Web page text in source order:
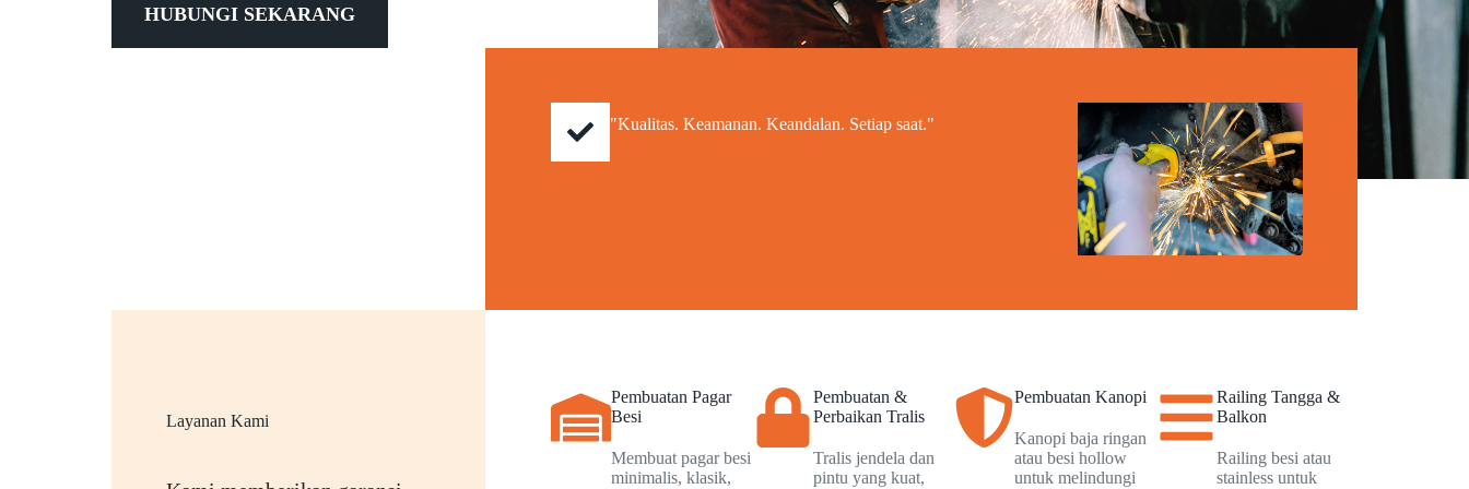
HUBUNGI SEKARANG
"Kualitas. Keamanan. Keandalan. Setiap saat."
Layanan Kami
Pembuatan Pagar
Besi
Membuat pagar besi
minimalis, klasik,
Pembuatan &
Perbaikan Tralis
Tralis jendela dan
pintu yang kuat,
Pembuatan Kanopi
Kanopi baja ringan
atau besi hollow
untuk melindungi
Railing Tangga &
Balkon
Railing besi atau
stainless untuk